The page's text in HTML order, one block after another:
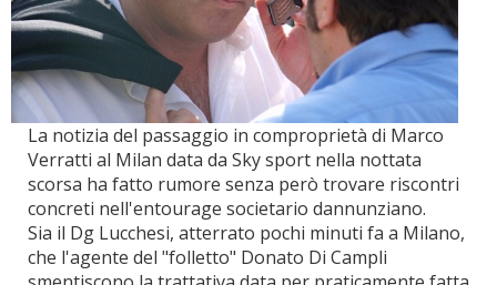
La notizia del passaggio in comproprietà di Marco
Verratti al Milan data da Sky sport nella nottata
scorsa ha fatto rumore senza però trovare riscontri
concreti nell'entourage societario dannunziano.
Sia il Dg Lucchesi, atterrato pochi minuti fa a Milano,
che l'agente del "folletto" Donato Di Campli